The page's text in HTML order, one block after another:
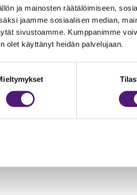
ja mainosten räätälöimiseen,
jaamme sosiaalisen median,
sivustoamme. Kumppanimme
olet käyttänyt heidän palvelujaan.
100 m, Tapahtumakeskus
rantaa.